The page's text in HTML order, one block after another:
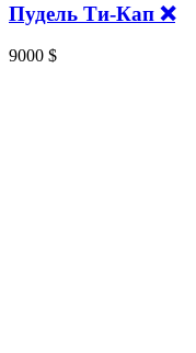
Пудель Ти-Кап ❌
9000 $